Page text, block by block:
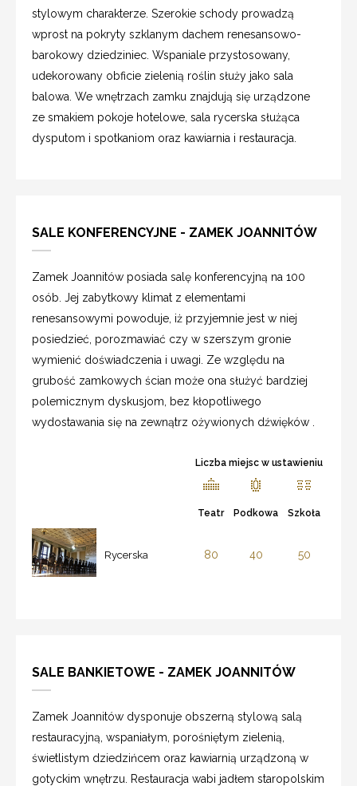
stylowym charakterze. Szerokie schody prowadzą
wprost na pokryty szklanym dachem renesansowo-
barokowy dziedziniec. Wspaniale przystosowany,
udekorowany obficie zielenią roślin służy jako sala
balowa. We wnętrzach zamku znajdują się urządzone
ze smakiem pokoje hotelowe, sala rycerska służąca
dysputom i spotkaniom oraz kawiarnia i restauracja.
SALE KONFERENCYJNE - ZAMEK JOANNITÓW
Zamek Joannitów posiada salę konferencyjną na 100
osób. Jej zabytkowy klimat z elementami
renesansowymi powoduje, iż przyjemnie jest w niej
posiedzieć, porozmawiać czy w szerszym gronie
wymienić doświadczenia i uwagi. Ze względu na
grubość zamkowych ścian może ona służyć bardziej
polemicznym dyskusjom, bez kłopotliwego
wydostawania się na zewnątrz ożywionych dźwięków .
Liczba miejsc w ustawieniu
Teatr Podkowa Szkoła
Rycerska 80 40 50
SALE BANKIETOWE - ZAMEK JOANNITÓW
Zamek Joannitów dysponuje obszerną stylową salą
restauracyjną, wspaniałym, porośniętym zielenią,
świetlistym dziedzińcem oraz kawiarnią urządzoną w
gotyckim wnętrzu. Restauracja wabi jadłem staropolskim